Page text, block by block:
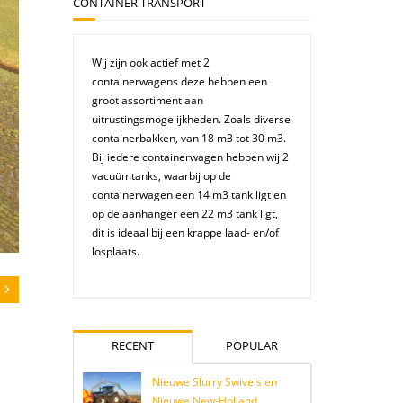
Wij zijn ook actief met 2
containerwagens deze hebben een
groot assortiment aan
uitrustingsmogelijkheden. Zoals diverse
containerbakken, van 18 m3 tot 30 m3.
Bij iedere containerwagen hebben wij 2
vacuümtanks, waarbij op de
containerwagen een 14 m3 tank ligt en
op de aanhanger een 22 m3 tank ligt,
dit is ideaal bij een krappe laad- en/of
losplaats.
RECENT POPULAR
Nieuwe Slurry Swivels en